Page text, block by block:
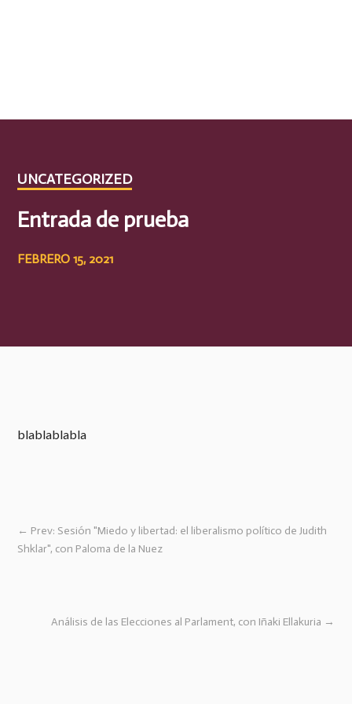
UNCATEGORIZED
Entrada de prueba
FEBRERO 15, 2021
blablablabla
← Prev: Sesión "Miedo y libertad: el liberalismo político de Judith
Shklar", con Paloma de la Nuez
Análisis de las Elecciones al Parlament, con Iñaki Ellakuria →